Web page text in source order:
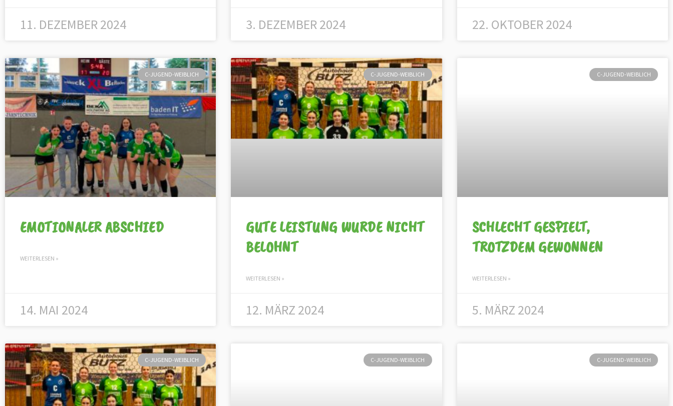
11. DEZEMBER 2024 3. DEZEMBER 2024 22. OKTOBER 2024
C-JUGEND-WEIBLICH
EMOTIONALER ABSCHIED
WEITERLESEN »
14. MAI 2024
C-JUGEND-WEIBLICH
GUTE LEISTUNG WURDE NICHT
BELOHNT
WEITERLESEN »
12. MÄRZ 2024
C-JUGEND-WEIBLICH
SCHLECHT GESPIELT,
TROTZDEM GEWONNEN
WEITERLESEN »
5. MÄRZ 2024
C-JUGEND-WEIBLICH C-JUGEND-WEIBLICH C-JUGEND-WEIBLICH